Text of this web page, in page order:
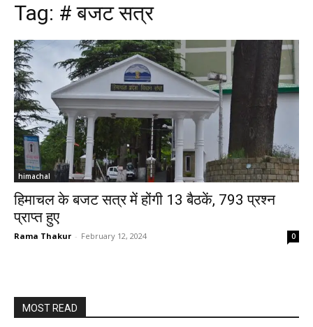
Tag: # बजट सत्र
himachal
हिमाचल के बजट सत्र में होंगी 13 बैठकें, 793 प्रश्न
प्राप्त हुए
Rama Thakur - February 12, 2024 0
MOST READ